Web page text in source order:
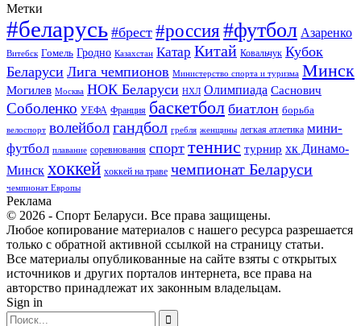
Метки
#беларусь #брест #россия#футбол Азаренко
Витебск Гомель Гродно Казахстан Катар Китай Ковальчук Кубок
Беларуси Лига чемпионов Министерство спорта и туризма Минск
Могилев Москва НОК Беларуси НХЛ Олимпиада Саснович
Соболенко УЕФА Франция баскетбол биатлон борьба
велоспорт волейболгандбол гребля женщины легкая атлетика мини-
футбол плавание соревнования спорт теннис турнир хк Динамо-
Минск хоккей хоккей на траве чемпионат Беларуси
чемпионат Европы
Реклама
© 2026 - Спорт Беларуси. Все права защищены.
Любое копирование материалов с нашего ресурса разрешается
только с обратной активной ссылкой на страницу статьи.
Все материалы опубликованные на сайте взяты с открытых
источников и других порталов интернета, все права на
авторство принадлежат их законным владельцам.
Sign in